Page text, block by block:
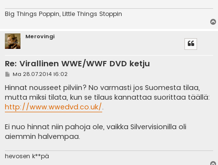
Big Things Poppin, Little Things Stoppin
Merovingi
Re: Virallinen WWE/WWF DVD ketju
V
e
s
t
i
Ma 28.07.2014 16:02
Hinnat nousseet pilviin? No varmasti jos Suomesta tilaa,
mutta miksi tilata, kun se tilaus kannattaa suorittaa täällä:
http://www.wwedvd.co.uk/.
Ei nuo hinnat niin pahoja ole, vaikka Silvervisionilla oli
aiemmin halvempaa.
hevosen k**pä